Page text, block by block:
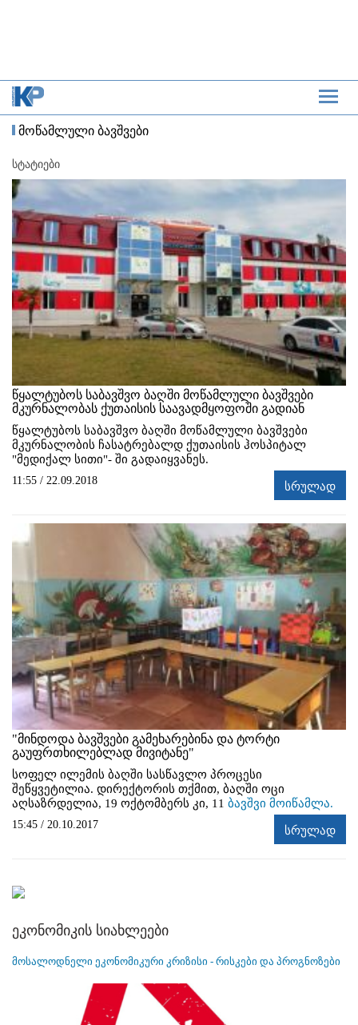
მოწამლული ბავშვები
სტატიები
წყალტუბოს საბავშვო ბაღში მოწამლული ბავშვები
მკურნალობას ქუთაისის საავადმყოფოში გადიან
წყალტუბოს საბავშვო ბაღში მოწამლული ბავშვები
მკურნალობის ჩასატრებალდ ქუთაისის ჰოსპიტალ
"მედიქალ სითი"- ში გადაიყვანეს.
11:55 / 22.09.2018 სრულად
"მინდოდა ბავშვები გამეხარებინა და ტორტი
გაუფრთხილებლად მივიტანე"
სოფელ ილემის ბაღში სასწავლო პროცესი
შეწყვეტილია. დირექტორის თქმით, ბაღში ოცი
აღსაზრდელია, 19 ოქტომბერს კი, 11 ბავშვი მოიწამლა.
15:45 / 20.10.2017 სრულად
ეკონომიკის სიახლეები
მოსალოდნელი ეკონომიკური კრიზისი - რისკები და პროგნოზები